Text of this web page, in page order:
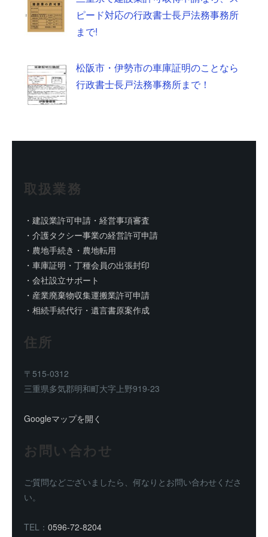
ピード対応の行政書士長戸法務事務所
まで!
松阪市・伊勢市の車庫証明のことなら
行政書士長戸法務事務所まで！
取扱業務
・建設業許可申請・経営事項審査
・介護タクシー事業の経営許可申請
・農地手続き・農地転用
・車庫証明・丁種会員の出張封印
・会社設立サポート
・産業廃棄物収集運搬業許可申請
・相続手続代行・遺言書原案作成
住所
〒515-0312
三重県多気郡明和町大字上野919-23
Googleマップを開く
お問い合わせ
ご質問などございましたら、何なりとお問い合わせくださ
い。
TEL： 0596-72-8204